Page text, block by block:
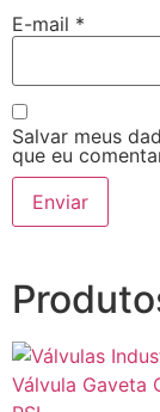
E-mail *
Salvar meus
que eu